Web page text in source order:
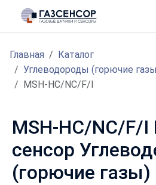
Главная
Каталог
Углеводороды (горючие
MSH-HC/NC/F/I
MSH-HC/NC/F/I
сенсор
(горючие газы)